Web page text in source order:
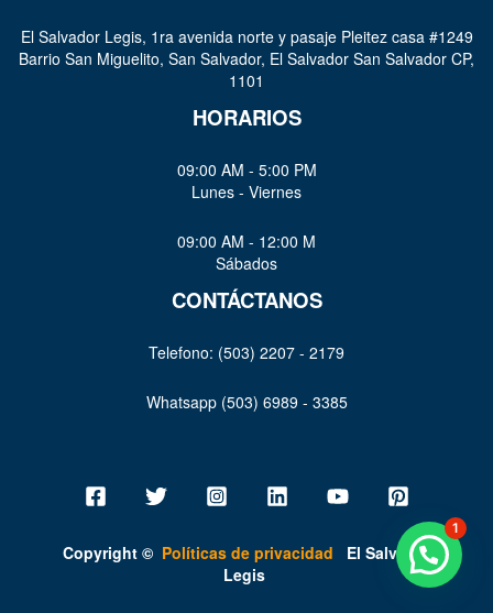
El Salvador Legis, 1ra avenida norte y pasaje Pleitez casa #1249
Barrio San Miguelito, San Salvador, El Salvador San Salvador CP,
1101
HORARIOS
09:00 AM - 5:00 PM
Lunes - Viernes
09:00 AM - 12:00 M
Sábados
CONTÁCTANOS
Telefono: (503) 2207 - 2179
Whatsapp (503) 6989 - 3385
Copyright © Políticas de privacidad
El Salvador
Legis
1